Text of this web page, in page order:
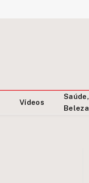
Vídeos
Saúde,
Beleza